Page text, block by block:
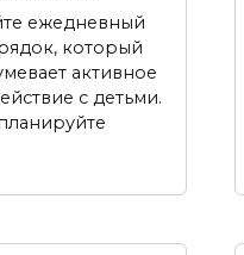
ежедневный
который
активное
с детьми.